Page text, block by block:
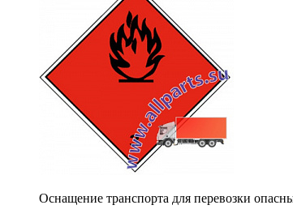
Оснащение транспорта для перевозки